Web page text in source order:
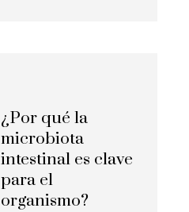
¿Por qué la
microbiota
intestinal es clave
para el
organismo?